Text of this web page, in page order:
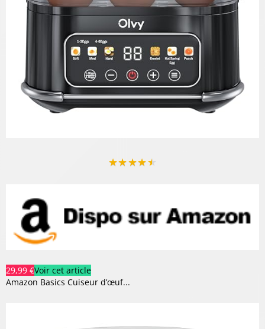
★★★★★
29,99 €Voir cet article
Amazon Basics Cuiseur d’œuf...